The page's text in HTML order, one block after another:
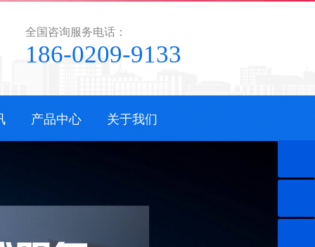
全国咨询服务电话：
186-0209-9133
产品中心 关于我们